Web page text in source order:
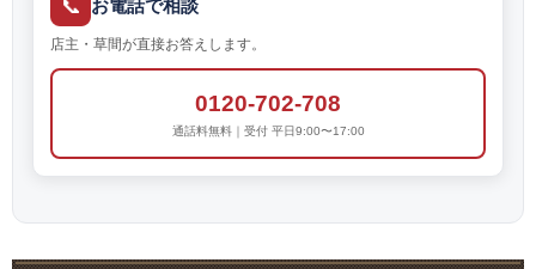
📞 お電話で相談
店主・草間が直接お答えします。
0120-702-708
通話料無料｜受付 平日9:00〜17:00